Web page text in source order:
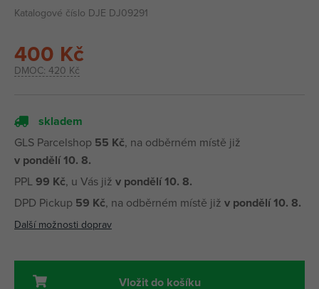
Katalogové číslo DJE DJ09291
DMOC: 420 Kč
400 Kč
skladem
GLS Parcelshop 55 Kč, na odběrném místě již
v pondělí 10. 8.
PPL99 Kč, u Vás již v pondělí 10. 8.
DPD Pickup 59 Kč, na odběrném místě již v pondělí 10. 8.
Další možnosti doprav
Vložit do košíku